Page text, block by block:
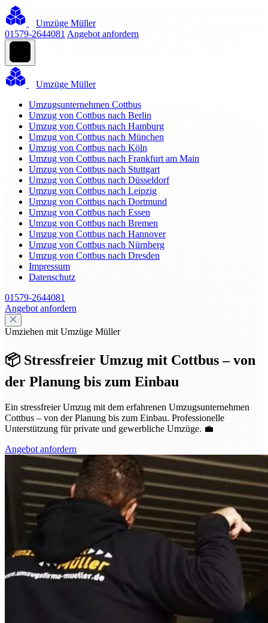
Umzüge Müller
01579-2644081 Angebot anfordern
Umzüge Müller
Umzugsunternehmen Cottbus
Umzug von Cottbus nach Berlin
Umzug von Cottbus nach Hamburg
Umzug von Cottbus nach München
Umzug von Cottbus nach Köln
Umzug von Cottbus nach Frankfurt am Main
Umzug von Cottbus nach Stuttgart
Umzug von Cottbus nach Düsseldorf
Umzug von Cottbus nach Leipzig
Umzug von Cottbus nach Dortmund
Umzug von Cottbus nach Essen
Umzug von Cottbus nach Bremen
Umzug von Cottbus nach Hannover
Umzug von Cottbus nach Nürnberg
Umzug von Cottbus nach Dresden
Impressum
Datenschutz
01579-2644081
Angebot anfordern
Umziehen mit Umzüge Müller
📦 Stressfreier Umzug mit Cottbus – von
der Planung bis zum Einbau
Ein stressfreier Umzug mit dem erfahrenen Umzugsunternehmen
Cottbus – von der Planung bis zum Einbau. Professionelle
Unterstützung für private und gewerbliche Umzüge. 💼
Angebot anfordern